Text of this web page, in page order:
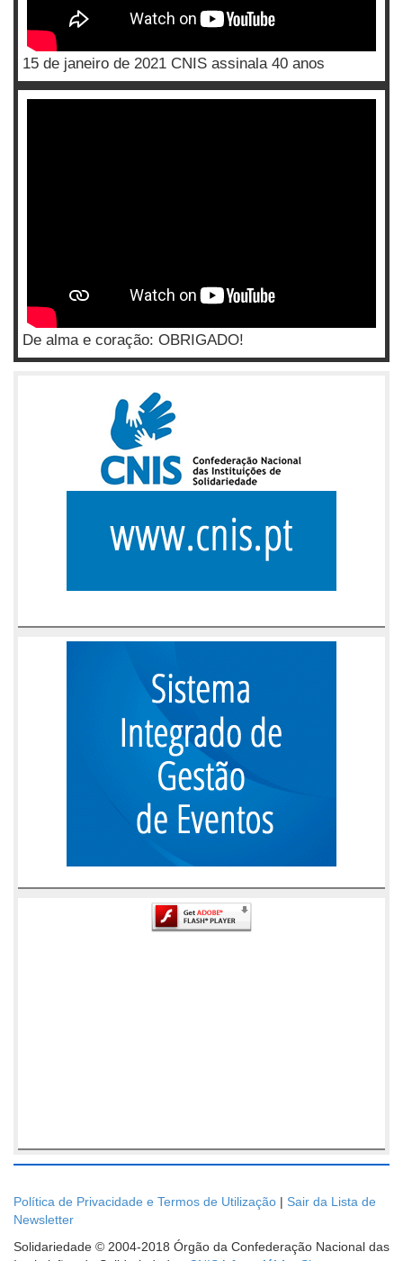
15 de janeiro de 2021 CNIS assinala 40 anos
De alma e coração: OBRIGADO!
Política de Privacidade e Termos de Utilização | Sair da Lista de
Newsletter
Solidariedade © 2004-2018 Órgão da Confederação Nacional das